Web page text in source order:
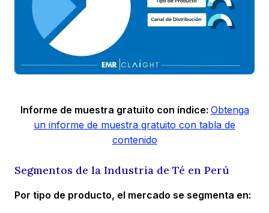
Informe de muestra gratuito con índice: Obtenga
un informe de muestra gratuito con tabla de
contenido
Segmentos de la Industria de Té en Perú
Por tipo de producto, el mercado se segmenta en: